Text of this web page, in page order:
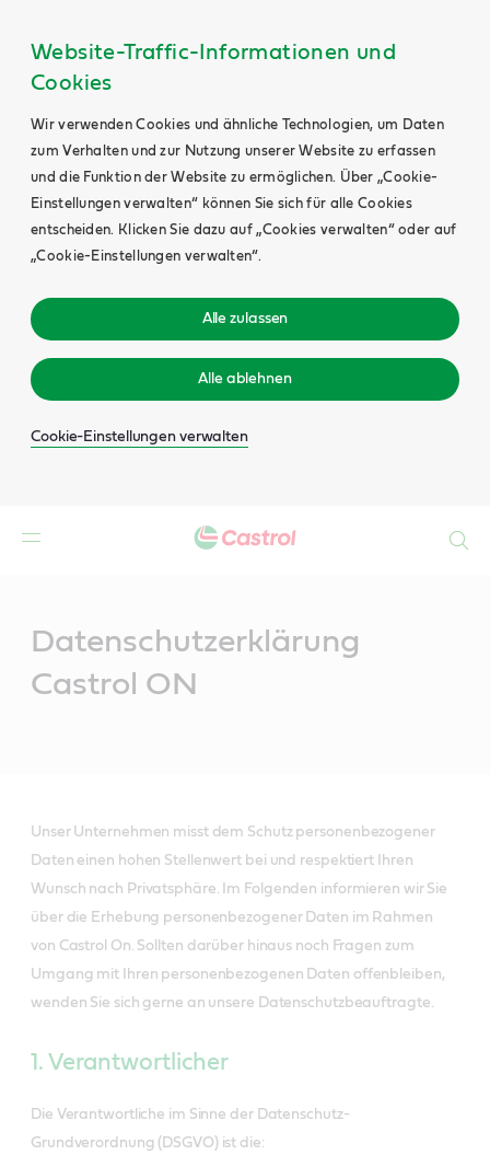
Website-Traffic-Informationen und
Cookies
Wir verwenden Cookies und ähnliche Technologien, um Daten
zum Verhalten und zur Nutzung unserer Website zu erfassen
und die Funktion der Website zu ermöglichen. Über „Cookie-
Einstellungen verwalten“ können Sie sich für alle Cookies
entscheiden. Klicken Sie dazu auf „Cookies verwalten“ oder auf
„Cookie-Einstellungen verwalten“.
Alle zulassen
Alle ablehnen
Cookie-Einstellungen verwalten
Datenschutzerklärung
Castrol ON
Unser Unternehmen misst dem Schutz personenbezogener
Daten einen hohen Stellenwert bei und respektiert Ihren
Wunsch nach Privatsphäre. Im Folgenden informieren wir Sie
über die Erhebung personenbezogener Daten im Rahmen
von Castrol On. Sollten darüber hinaus noch Fragen zum
Umgang mit Ihren personenbezogenen Daten offenbleiben,
wenden Sie sich gerne an unsere Datenschutzbeauftragte.
1. Verantwortlicher
Die Verantwortliche im Sinne der Datenschutz-
Grundverordnung (DSGVO) ist die: